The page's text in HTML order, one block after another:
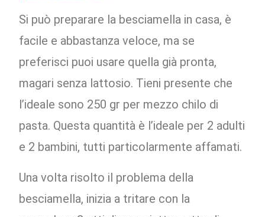
Si può preparare la besciamella in casa, è
facile e abbastanza veloce, ma se
preferisci puoi usare quella già pronta,
magari senza lattosio. Tieni presente che
l’ideale sono 250 gr per mezzo chilo di
pasta. Questa quantità è l’ideale per 2 adulti
e 2 bambini, tutti particolarmente affamati.
Una volta risolto il problema della
besciamella, inizia a tritare con la